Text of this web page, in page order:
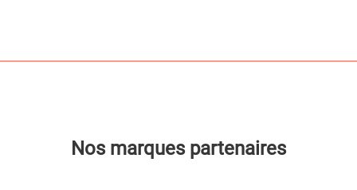
Nos marques partenaires